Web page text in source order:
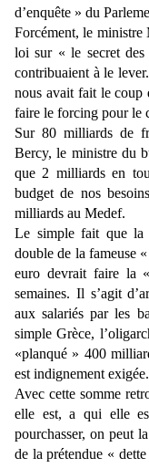
d’enquête » du
Forcément, le ministre
loi sur « le secret
contribuaient à le
nous avait fait le coup
faire le forcing pour le
Sur 80 milliards de
Bercy, le ministre du
que 2 milliards en
budget de nos
milliards au Medef.
Le simple fait que la
double de la fameuse
euro devrait faire la
semaines. Il s’agit
aux salariés par les
simple Grèce,
«planqué » 400
est indignement exigée.
Avec cette somme
elle est, a qui elle
pourchasser, on peut
de la prétendue «